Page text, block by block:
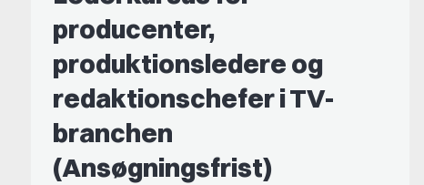
producenter,
produktionsledere og
redaktionschefer i TV-
branchen
(Ansøgningsfrist)